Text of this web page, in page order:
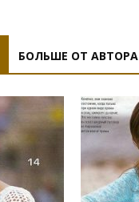
БОЛЬШЕ ОТ АВТОРА